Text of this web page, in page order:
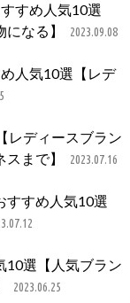
すめ人気10選
になる】
2023.09.08
人気10選【レデ
レディースブラン
スまで】
2023.07.16
すすめ人気10選
10選【人気ブラン
2023.06.25